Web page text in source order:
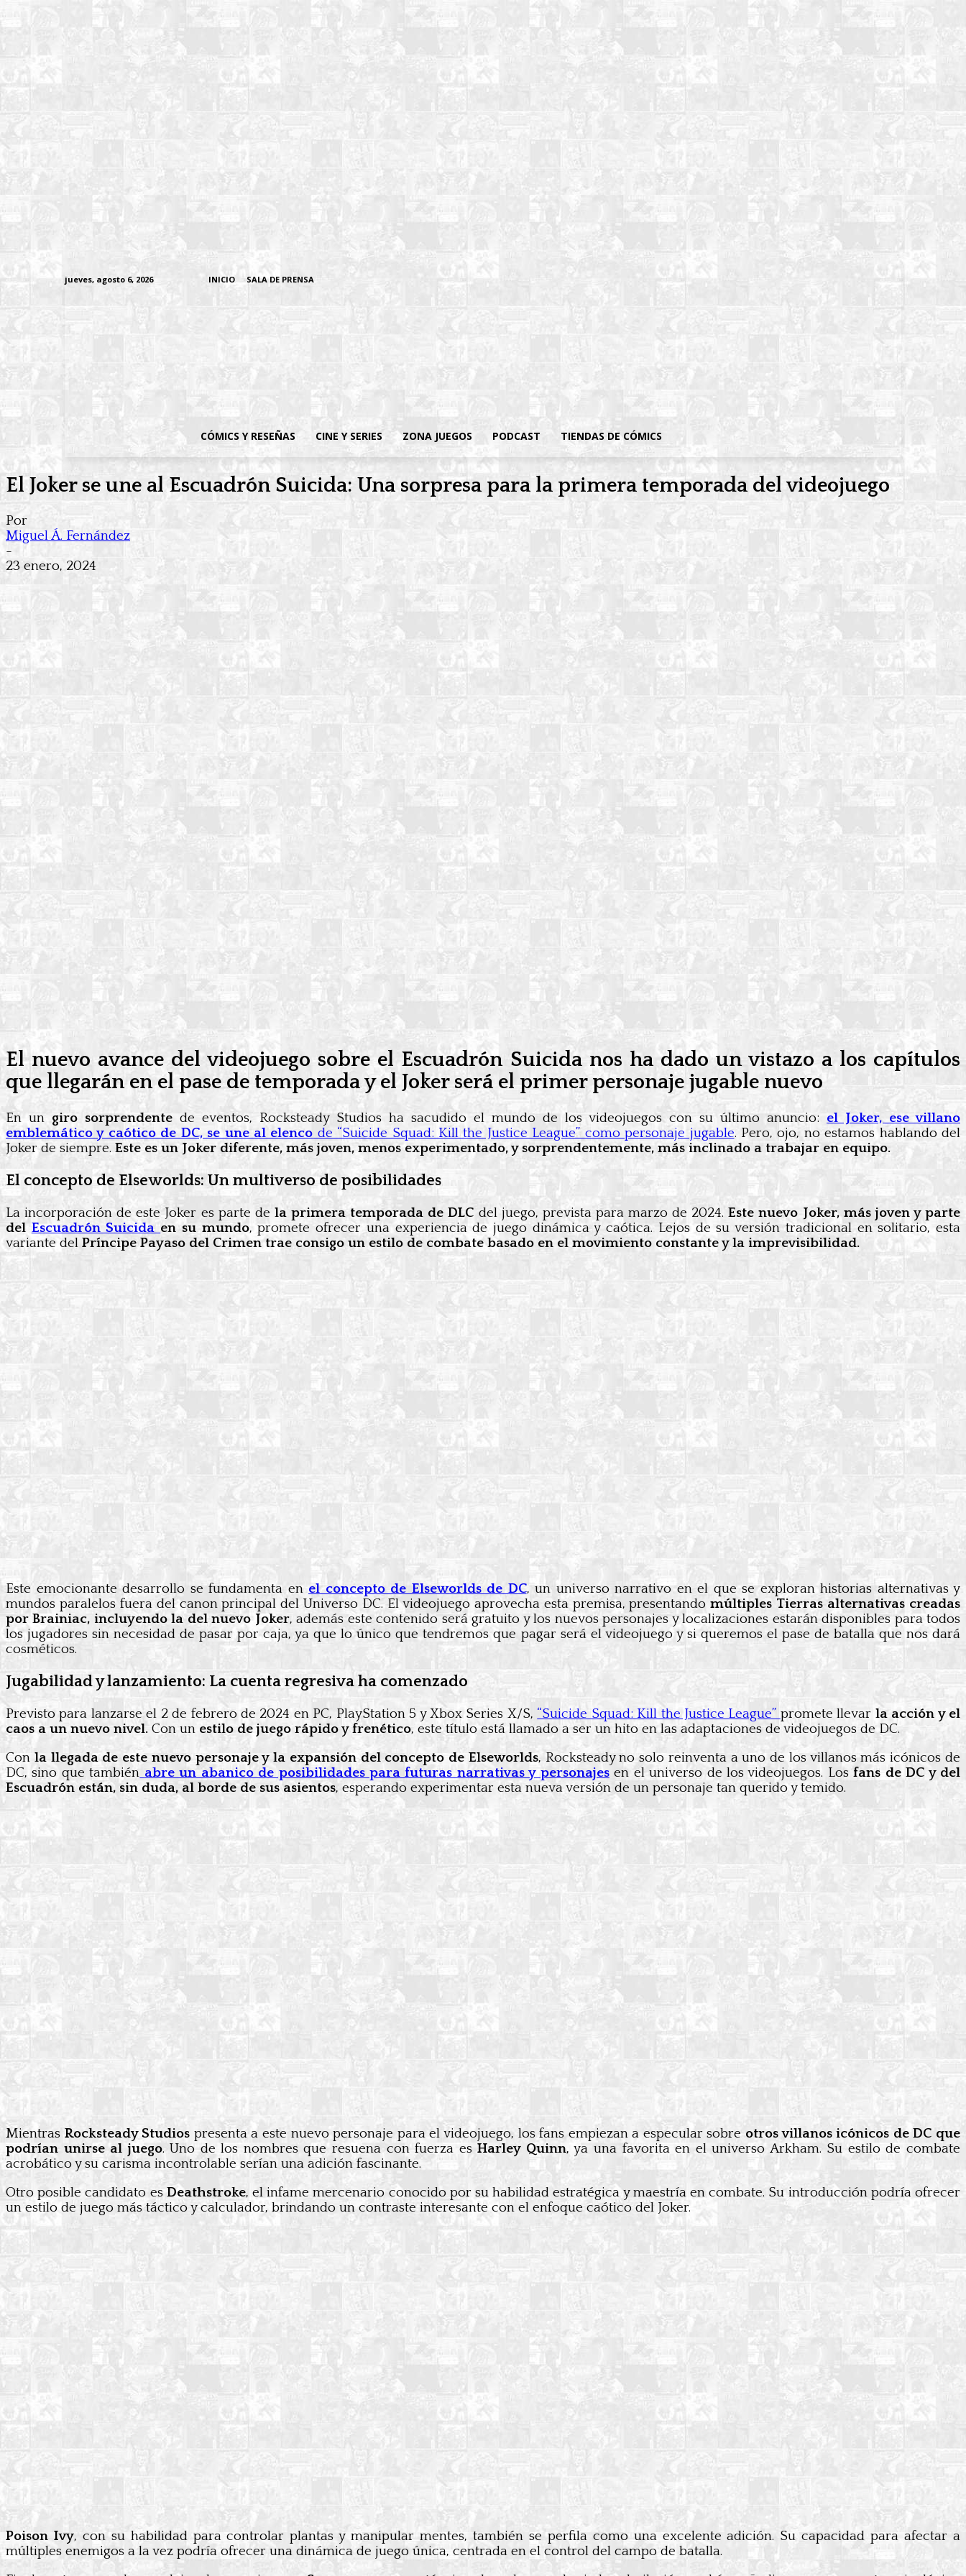
jueves, agosto 6, 2026 INICIO SALA DE PRENSA
CÓMICS Y RESEÑAS CINE Y SERIES ZONA JUEGOS PODCAST TIENDAS DE CÓMICS
El Joker se une al Escuadrón Suicida: Una sorpresa para la primera temporada del videojuego
Por
Miguel Á. Fernández
-
23 enero, 2024
El nuevo avance del videojuego sobre el Escuadrón Suicida nos ha dado un vistazo a los capítulos
que llegarán en el pase de temporada y el Joker será el primer personaje jugable nuevo
En un giro sorprendente de eventos, Rocksteady Studios ha sacudido el mundo de los videojuegos con su último anuncio: el Joker, ese villano
emblemático y caótico de DC, se une al elenco de “Suicide Squad: Kill the Justice League” como personaje jugable. Pero, ojo, no estamos hablando del
Joker de siempre. Este es un Joker diferente, más joven, menos experimentado, y sorprendentemente, más inclinado a trabajar en equipo.
El concepto de Elseworlds: Un multiverso de posibilidades
La incorporación de este Joker es parte de la primera temporada de DLC del juego, prevista para marzo de 2024.Este nuevo Joker, más joven y parte
del Escuadrón Suicida en su mundo, promete ofrecer una experiencia de juego dinámica y caótica. Lejos de su versión tradicional en solitario, esta
variante del Príncipe Payaso del Crimen trae consigo un estilo de combate basado en el movimiento constante y la imprevisibilidad.
Este emocionante desarrollo se fundamenta en el concepto de Elseworlds de DC, un universo narrativo en el que se exploran historias alternativas y
mundos paralelos fuera del canon principal del Universo DC. El videojuego aprovecha esta premisa, presentandomúltiples Tierras alternativas creadas
por Brainiac, incluyendo la del nuevo Joker, además este contenido será gratuito y los nuevos personajes y localizaciones estarán disponibles para todos
los jugadores sin necesidad de pasar por caja, ya que lo único que tendremos que pagar será el videojuego y si queremos el pase de batalla que nos dará
cosméticos.
Jugabilidad y lanzamiento: La cuenta regresiva ha comenzado
Previsto para lanzarse el 2 de febrero de 2024 en PC, PlayStation 5 y Xbox Series X/S, “Suicide Squad: Kill the Justice League” promete llevar la acción y el
caos a un nuevo nivel. Con un estilo de juego rápido y frenético, este título está llamado a ser un hito en las adaptaciones de videojuegos de DC.
Con la llegada de este nuevo personaje y la expansión del concepto de Elseworlds, Rocksteady no solo reinventa a uno de los villanos más icónicos de
DC, sino que también abre un abanico de posibilidades para futuras narrativas y personajesen el universo de los videojuegos. Losfans de DC y del
Escuadrón están, sin duda, al borde de sus asientos, esperando experimentar esta nueva versión de un personaje tan querido y temido.
Mientras Rocksteady Studios presenta a este nuevo personaje para el videojuego, los fans empiezan a especular sobre otros villanos icónicos de DC que
podrían unirse al juego. Uno de los nombres que resuena con fuerza esHarley Quinn, ya una favorita en el universo Arkham. Su estilo de combate
acrobático y su carisma incontrolable serían una adición fascinante.
Otro posible candidato es Deathstroke, el infame mercenario conocido por su habilidad estratégica y maestría en combate. Su introducción podría ofrecer
un estilo de juego más táctico y calculador, brindando un contraste interesante con el enfoque caótico del Joker.
Poison Ivy, con su habilidad para controlar plantas y manipular mentes, también se perfila como una excelente adición. Su capacidad para afectar a
múltiples enemigos a la vez podría ofrecer una dinámica de juego única, centrada en el control del campo de batalla.